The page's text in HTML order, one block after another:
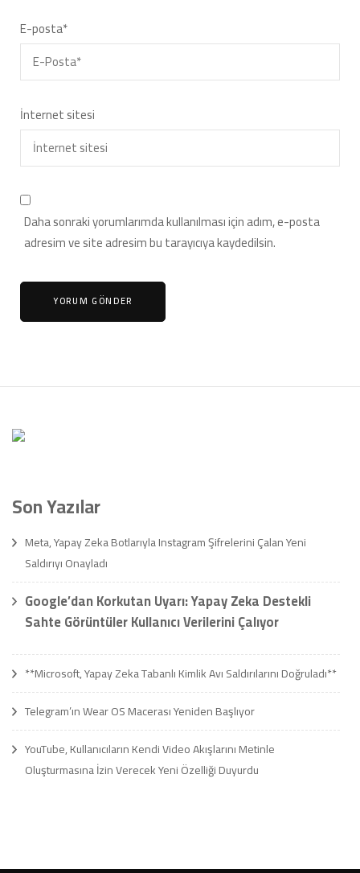
E-posta*
İnternet sitesi
Daha sonraki yorumlarımda kullanılması için adım, e-posta
adresim ve site adresim bu tarayıcıya kaydedilsin.
Son Yazılar
Meta, Yapay Zeka Botlarıyla Instagram Şifrelerini Çalan Yeni
Saldırıyı Onayladı
Google’dan Korkutan Uyarı: Yapay Zeka Destekli
Sahte Görüntüler Kullanıcı Verilerini Çalıyor
**Microsoft, Yapay Zeka Tabanlı Kimlik Avı Saldırılarını Doğruladı**
Telegram’ın Wear OS Macerası Yeniden Başlıyor
YouTube, Kullanıcıların Kendi Video Akışlarını Metinle
Oluşturmasına İzin Verecek Yeni Özelliği Duyurdu